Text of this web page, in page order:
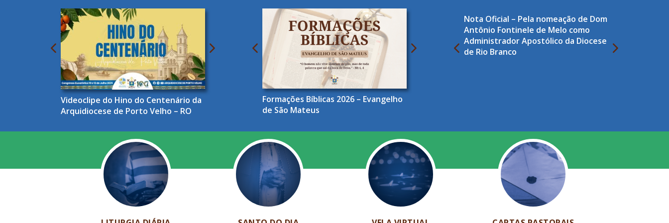
Videoclipe do Hino do Centenário da
Arquidiocese de Porto Velho – RO
Formações Bíblicas 2026 – Evangelho
de São Mateus
Nota Oficial – Pela nomeação de Dom
Antônio Fontinele de Melo como
Administrador Apostólico da Diocese
de Rio Branco